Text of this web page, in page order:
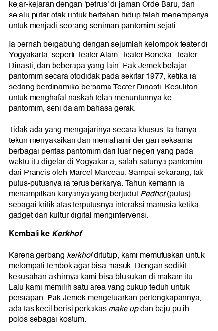
kejar-kejaran dengan 'petrus' di jaman Orde Baru, dan
selalu putar otak untuk bertahan hidup telah menempanya
untuk menjadi seorang seniman pantomim sejati.
Ia pernah bergabung dengan sejumlah kelompok teater di
Yogyakarta, seperti Teater Alam, Teater Boneka, Teater
Dinasti, dan beberapa yang lain. Pak Jemek belajar
pantomim secara otodidak pada sekitar 1977, ketika ia
sedang berdinamika bersama Teater Dinasti. Kesulitan
untuk menghafal naskah telah menuntunnya ke
pantomim, seni dalam bahasa gerak.
Tidak ada yang mengajarinya secara khusus. Ia hanya
tekun menyaksikan dan memahami dengan seksama
berbagai pentas pantomim dari luar negeri yang pada
waktu itu digelar di Yogyakarta, salah satunya pantomim
dari Prancis oleh Marcel Marceau. Sampai sekarang, tak
putus-putusnya ia terus berkarya. Tahun kemarin ia
menampilkan karyanya yang berjudul Pedhot(putus)
sebagai kritik atas terputusnya interaksi manusia ketika
gadget dan kultur digital mengintervensi.
Kembali keKerkhof
Karena gerbang kerkhofditutup, kami memutuskan untuk
melompati tembok agar bisa masuk. Dengan sedikit
kesusahan akhirnya kami bisa blusukan di makam itu.
Lalu kami memilih satu area yang cukup teduh untuk
persiapan. Pak Jemek mengeluarkan perlengkapannya,
ada tas kecil berisi perkakasmake updan baju putih
polos sebagai kostum.